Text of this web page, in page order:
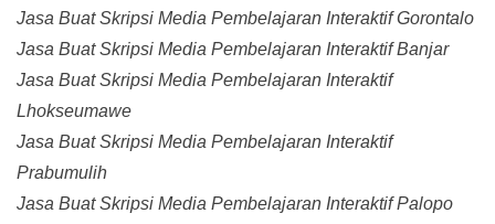
Jasa Buat Skripsi Media Pembelajaran Interaktif Gorontalo
Jasa Buat Skripsi Media Pembelajaran Interaktif Banjar
Jasa Buat Skripsi Media Pembelajaran Interaktif
Lhokseumawe
Jasa Buat Skripsi Media Pembelajaran Interaktif
Prabumulih
Jasa Buat Skripsi Media Pembelajaran Interaktif Palopo